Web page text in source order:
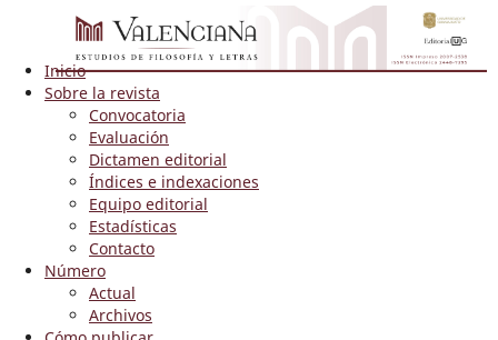
Inicio
Sobre la revista
Convocatoria
Evaluación
Dictamen editorial
Índices e indexaciones
Equipo editorial
Estadísticas
Contacto
Número
Actual
Archivos